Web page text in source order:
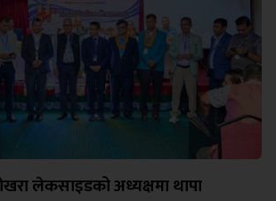
लेकसाइडको अध्यक्षमा थापा